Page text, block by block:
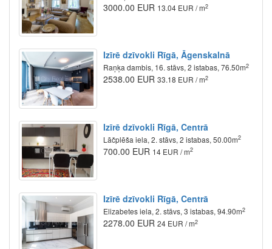
3000.00 EUR 13.04 EUR / m2
Izīrē dzīvokli Rīgā, Āgenskalnā
Raņķa dambis, 16. stāvs, 2 istabas, 76.50m2
2538.00 EUR 33.18 EUR / m2
Izīrē dzīvokli Rīgā, Centrā
Lāčplēša iela, 2. stāvs, 2 istabas, 50.00m2
700.00 EUR 14 EUR / m2
Izīrē dzīvokli Rīgā, Centrā
Elizabetes iela, 2. stāvs, 3 istabas, 94.90m2
2278.00 EUR 24 EUR / m2